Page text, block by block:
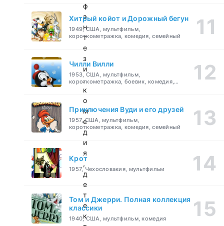
ф
э
н
т
е
з
и
,
к
о
м
е
д
и
я
,
д
е
т
е
к
Хитрый койот и Дорожный бегун
1949, США, мультфильм,
короткометражка, комедия, семейный
Чилли Вилли
1953, США, мультфильм,
короткометражка, боевик, комедия,
приключения, семейный
Приключения Вуди и его друзей
1957, США, мультфильм,
короткометражка, комедия, семейный
Крот
1957, Чехословакия, мультфильм
Том и Джерри. Полная коллекция
классики
1940, США, мультфильм, комедия